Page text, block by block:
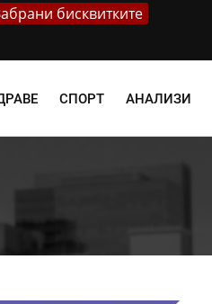
бисквитките
СПОРТ АНАЛИЗИ